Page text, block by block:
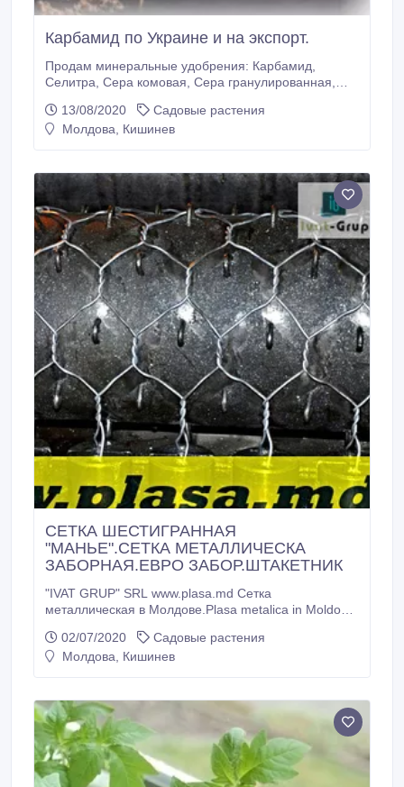
Карбамид по Украине и на экспорт.
Продам минеральные удобрения: Карбамид,
Селитра, Сера комовая, Сера гранулированная,
безводный, КАС-32, Калий хлористый, а так же
другие минеральные удобрения пр-ва Украина,
цены, доставка.
13/08/2020
Садовые растения
Молдова, Кишинев
СЕТКА ШЕСТИГРАННАЯ
"МАНЬЕ".СЕТКА МЕТАЛЛИЧЕСКА
ЗАБОРНАЯ.ЕВРО ЗАБОР.ШТАКЕТНИК
"IVAT GRUP" SRL www.plasa.md Сетка
металлическая в Молдове.Plasa metalica in Moldova
плетеная рабица -сетка сварная строительная вр-1
-сетка сварная оцинкованная -сетка пвс -сетка
панели) -столбы шпалерные -столбы
металлические -колючая проволока -вязальная
проволока тел.
02/07/2020
Садовые растения
Молдова, Кишинев